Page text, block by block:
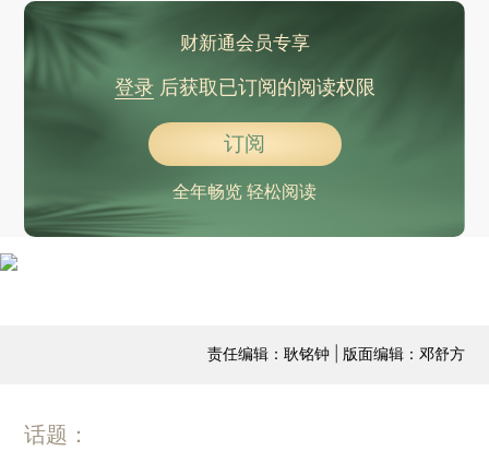
财新通会员专享
登录后获取已订阅的阅读权限
订阅
全年畅览 轻松阅读
责任编辑：耿铭钟 | 版面编辑：邓舒方
话题：